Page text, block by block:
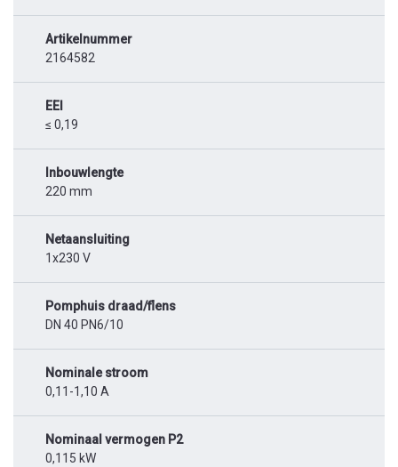
Artikelnummer
2164582
EEI
≤ 0,19
Inbouwlengte
220 mm
Netaansluiting
1x230 V
Pomphuis draad/flens
DN 40 PN6/10
Nominale stroom
0,11-1,10 A
Nominaal vermogen P2
0,115 kW